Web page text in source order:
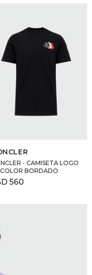
- CAMISETA LOGO
BORDADO
560